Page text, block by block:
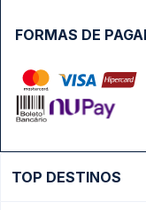
FORMAS DE
TOP DESTINOS